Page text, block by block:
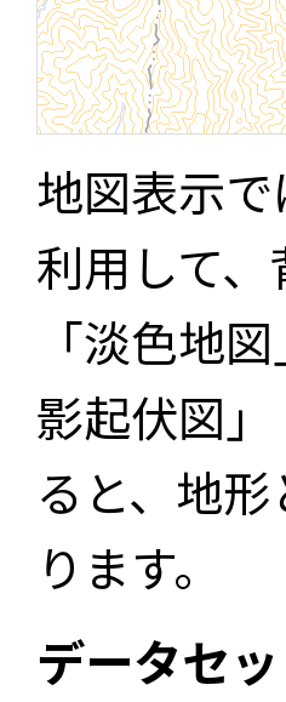
地図表示
利用して
「淡色地
影起伏図
ると、地
ります。
データセ